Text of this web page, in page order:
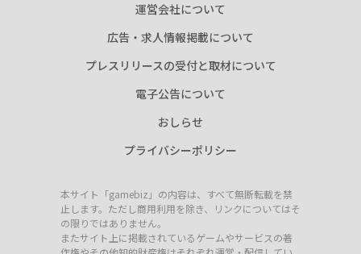
運営会社について
広告・求人情報掲載について
プレスリリースの受付と取材について
電子公告について
おしらせ
プライバシーポリシー
本サイト「gamebiz」の内容は、すべて無断転載を禁
止します。ただし商用利用を除き、リンクについてはそ
の限りではありません。
またサイト上に掲載されているゲームやサービスの著